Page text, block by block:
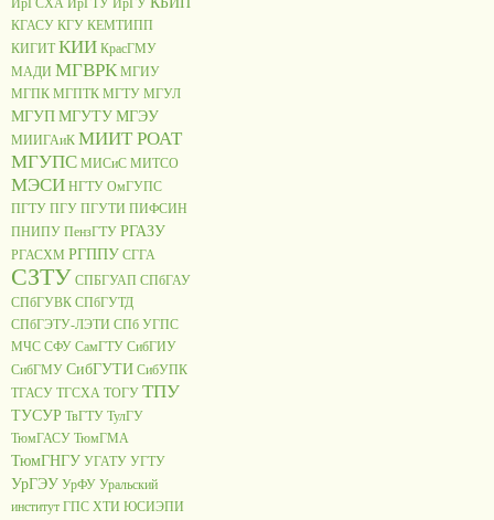
ИрГСХА ИрГТУ ИрГУ
КГАСУ КГУ КЕМТИПП
КИГИТ КИИ КрасГМУ
МАДИ МГВРК МГИУ
МГПК МГПТК МГТУ МГУЛ
МГУПМГУТУМГЭУ
МИИГАиК МИИТ РОАТ
МГУПС МИСиС МИТСО
МЭСИ НГТУ ОмГУПС
ПГТУ ПГУ ПГУТИ ПИФСИН
ПНИПУ ПензГТУ РГАЗУ
РГАСХМ РГППУ СГГА
СЗТУ СПБГУАП СПбГАУ
СПбГУВК СПбГУТД
СПбГЭТУ-ЛЭТИ СПб УГПС
МЧС СФУ СамГТУ СибГИУ
СибГМУ СибГУТИ СибУПК
ТГАСУ ТГСХА ТОГУ ТПУ
ТУСУР ТвГТУ ТулГУ
ТюмГАСУ ТюмГМА
ТюмГНГУ УГАТУ УГТУ
УрГЭУ УрФУ Уральский
институт ГПС ХТИ ЮСИЭПИ